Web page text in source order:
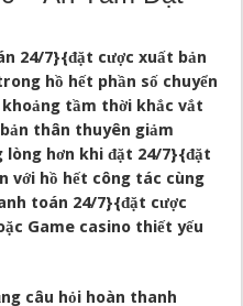
24/7}{đặt cược xuất bản
hồ hết phần số chuyển
tầm thời khắc vắt
thân thuyên giảm
lòng hơn khi đặt 24/7}{đặt
với hồ hết công tác cùng
toán 24/7}{đặt cược
Game casino thiết yếu
câu hỏi hoàn thanh